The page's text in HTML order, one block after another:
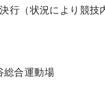
（状況により競技
合運動場